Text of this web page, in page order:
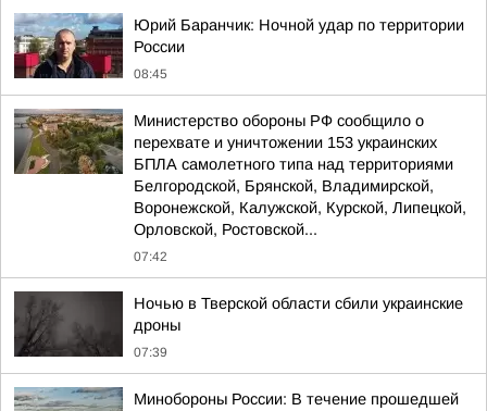
Юрий Баранчик: Ночной удар по территории
России
08:45
Министерство обороны РФ сообщило о
перехвате и уничтожении 153 украинских
БПЛА самолетного типа над территориями
Белгородской, Брянской, Владимирской,
Воронежской, Калужской, Курской, Липецкой,
Орловской, Ростовской...
07:42
Ночью в Тверской области сбили украинские
дроны
07:39
Минобороны России: В течение прошедшей